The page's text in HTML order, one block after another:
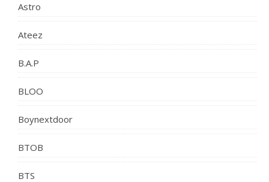
Astro
Ateez
B.A.P
BLOO
Boynextdoor
BTOB
BTS